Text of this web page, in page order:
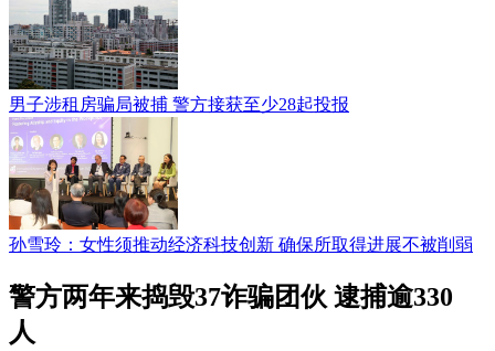
男子涉租房骗局被捕 警方接获至少28起投报
孙雪玲：女性须推动经济科技创新 确保所取得进展不被削弱
警方两年来捣毁37诈骗团伙 逮捕逾330
人